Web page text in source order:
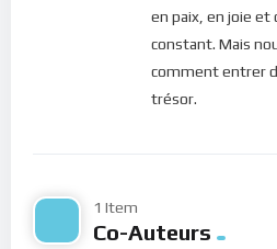
A méditer : Romains 8. 1-2;
Pour vous inscrire directement aux
en paix, en joie et
constant. Mais
comment entrer
trésor.
1 Item
Co-Auteurs